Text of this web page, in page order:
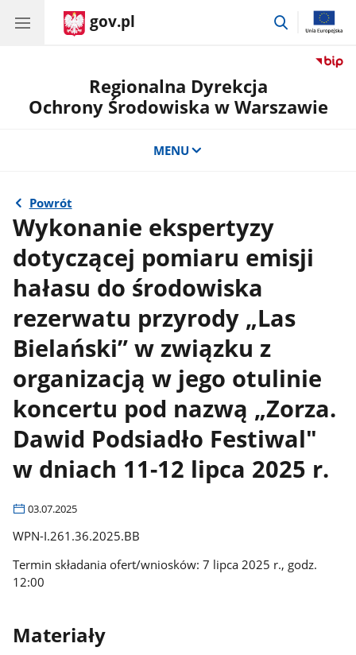
gov.pl
przejdź
Regionalna Dyrekcja
Ochrony Środowiska w Warszawie
MENU
Powrót
Wykonanie ekspertyzy
dotyczącej pomiaru emisji
hałasu do środowiska
rezerwatu przyrody „Las
Bielański” w związku z
organizacją w jego otulinie
koncertu pod nazwą „Zorza.
Dawid Podsiadło Festiwal"
w dniach 11-12 lipca 2025 r.
03.07.2025
WPN-I.261.36.2025.BB
Termin składania ofert/wniosków: 7 lipca 2025 r., godz.
12:00
Materiały